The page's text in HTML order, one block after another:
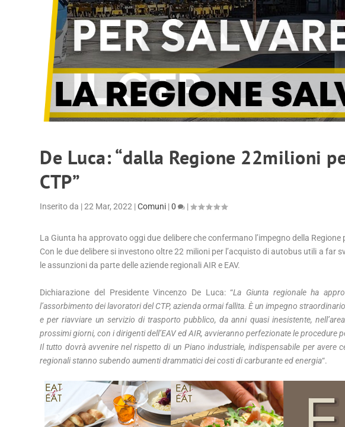
De Luca: “dalla Regione 22milioni
CTP”
Inserito da |22 Mar, 2022 |Comuni |0 |
La Giunta ha approvato oggi due delibere che confermano l’impegno della Regione
Con le due delibere si investono oltre 22 milioni per l’acquisto di autobus utili a far
le assunzioni da parte delle aziende regionali AIR e EAV.
Dichiarazione del Presidente Vincenzo De Luca: “La Giunta regionale ha
l’assorbimento dei lavoratori del CTP, azienda ormai fallita. È un impegno
e per riavviare un servizio di trasporto pubblico, da anni quasi inesistente,
prossimi giorni, con i dirigenti dell’EAV ed AIR, avvieranno perfezionate le procedure
Il tutto dovrà avvenire nel rispetto di un Piano industriale, indispensabile per avere
regionali stanno subendo aumenti drammatici dei costi di carburante ed energia“.